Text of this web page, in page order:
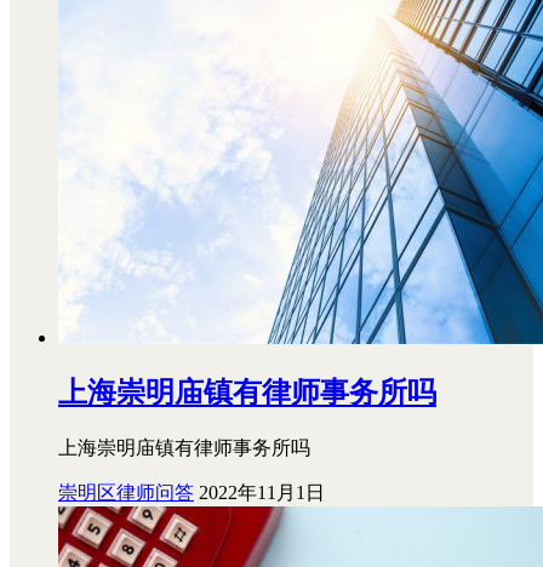
上海崇明庙镇有律师事务所吗
上海崇明庙镇有律师事务所吗
崇明区律师问答 2022年11月1日